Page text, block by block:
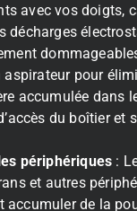
avec vos doigts,
décharges
aspirateur pour
accumulée dans
du boîtier et
périphériques :
et autres
accumuler de la